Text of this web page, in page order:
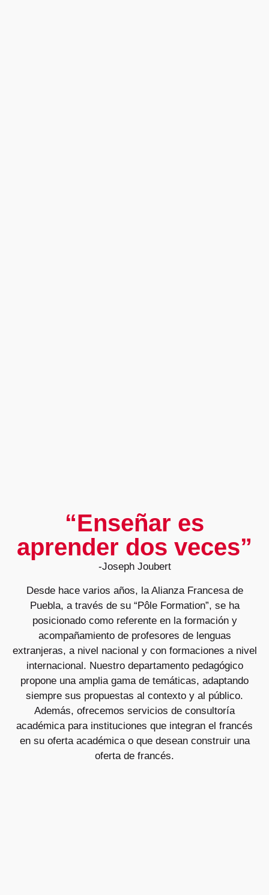
“Enseñar es
aprender dos veces”
-Joseph Joubert
Desde hace varios años, la Alianza Francesa de
Puebla, a través de su “Pôle Formation”, se ha
posicionado como referente en la formación y
acompañamiento de profesores de lenguas
extranjeras, a nivel nacional y con formaciones a nivel
internacional. Nuestro departamento pedagógico
propone una amplia gama de temáticas, adaptando
siempre sus propuestas al contexto y al público.
Además, ofrecemos servicios de consultoría
académica para instituciones que integran el francés
en su oferta académica o que desean construir una
oferta de francés.